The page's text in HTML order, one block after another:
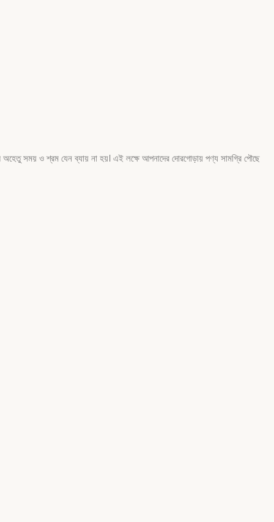
সময় ও শ্রম যেন ব্যায় না হয়। এই লক্ষে আপনাদের দোরগোড়ায় পণ্য সামগ্রি পৌছে